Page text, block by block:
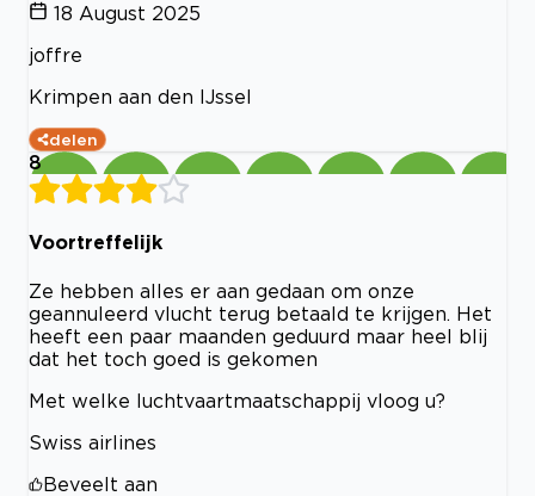
18 August 2025
joffre
Krimpen aan den IJssel
delen
8
Voortreffelijk
Ze hebben alles er aan gedaan om onze
geannuleerd vlucht terug betaald te krijgen. Het
heeft een paar maanden geduurd maar heel blij
dat het toch goed is gekomen
Met welke luchtvaartmaatschappij vloog u?
Swiss airlines
Beveelt aan